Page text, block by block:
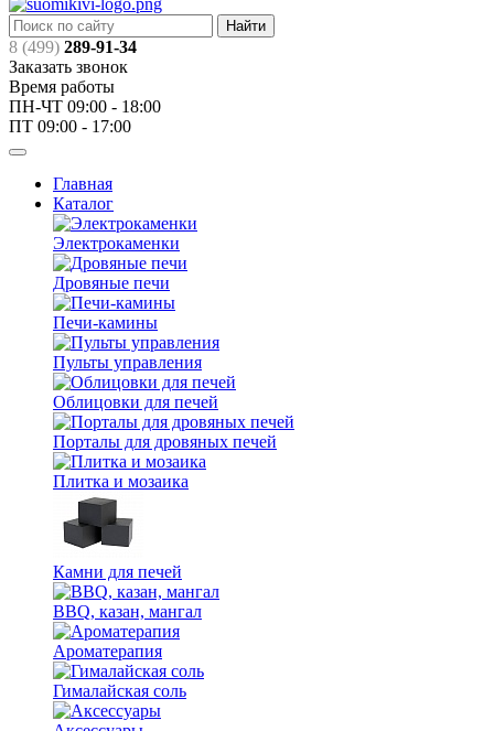
Найти
8 (499) 289-91-34
Заказать звонок
Время работы
ПН-ЧТ 09:00 - 18:00
ПТ 09:00 - 17:00
Главная
Каталог
Электрокаменки
Дровяные печи
Печи-камины
Пульты управления
Облицовки для печей
Порталы для дровяных печей
Плитка и мозаика
Камни для печей
BBQ, казан, мангал
Ароматерапия
Гималайская соль